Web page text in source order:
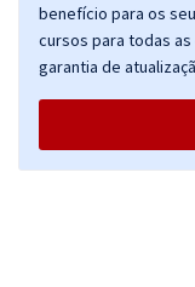
benefício para os
cursos para todas
garantia de